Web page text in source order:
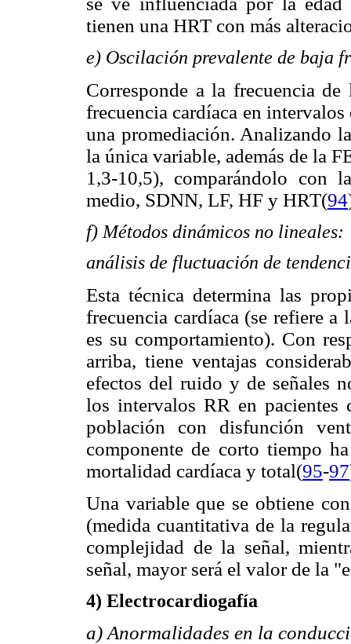
tienen una HRT con más
e) Oscilación prevalente de baja
Corresponde a la frecuencia
frecuencia cardíaca en
una promediación. Analizando
la única variable, además de la
1,3-10,5), comparándolo con
medio, SDNN, LF, HF y HRT(94
f) Métodos dinámicos no lineales:
análisis de fluctuación de
Esta técnica determina las
frecuencia cardíaca (se refiere
es su comportamiento). Con
arriba, tiene ventajas
efectos del ruido y de señales
los intervalos RR en pacientes
población con disfunción
componente de corto tiempo
mortalidad cardíaca y total(95-97
Una variable que se obtiene
(medida cuantitativa de la
complejidad de la señal,
señal, mayor será el valor de la
4) Electrocardiogafía
a) Anormalidades en la